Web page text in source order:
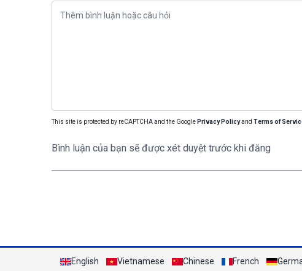
This site is protected by reCAPTCHA and the Google Privacy Policyand Terms of
Bình luận của bạn sẽ được xét duyệt trước khi đăng
English Vietnamese Chinese French